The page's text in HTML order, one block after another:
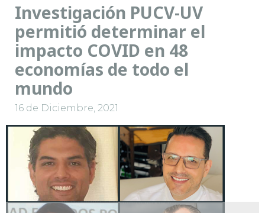
Investigación PUCV-UV
permitió determinar el
impacto COVID en 48
economías de todo el
mundo
16 de Diciembre, 2021